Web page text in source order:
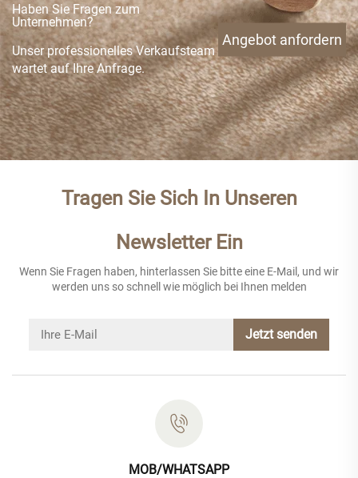
Haben Sie Fragen zum
Unternehmen?
Unser professionelles Verkaufsteam
wartet auf Ihre Anfrage.
Angebot anfordern
Tragen Sie Sich In Unseren
Newsletter Ein
Wenn Sie Fragen haben, hinterlassen Sie bitte eine E-Mail, und wir
werden uns so schnell wie möglich bei Ihnen melden
Jetzt senden
MOB/WHATSAPP